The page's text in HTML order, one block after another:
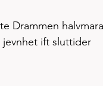
Drammen
ift sluttider